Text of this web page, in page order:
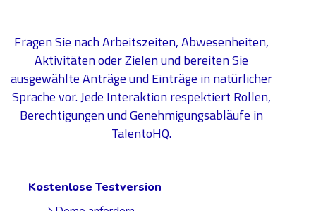
Fragen Sie nach Arbeitszeiten, Abwesenheiten,
Aktivitäten oder Zielen und bereiten Sie
ausgewählte Anträge und Einträge in natürlicher
Sprache vor. Jede Interaktion respektiert Rollen,
Berechtigungen und Genehmigungsabläufe in
TalentoHQ.
Kostenlose Testversion